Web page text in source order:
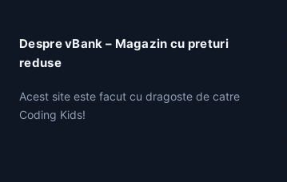
Despre vBank – Magazin cu preturi
reduse
Acest site este facut cu dragoste de catre
Coding Kids!